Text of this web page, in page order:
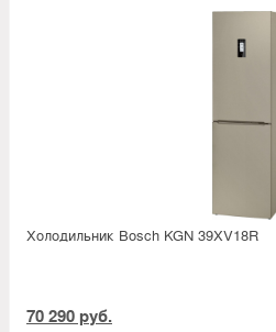
Холодильник Bosсh KGN 39XV18R
70 290 руб.